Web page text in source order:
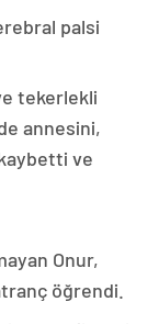
palsi
tekerlekli
annesini,
ve
Onur,
öğrendi.